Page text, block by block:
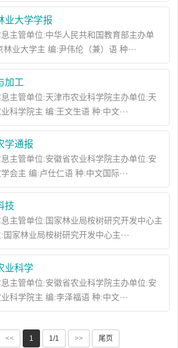
业大学学报
主管单位:中华人民共和国教育部主办单
林业大学主 编:尹伟伦（兼）语 种···
加工
主管单位:天津市农业科学院主办单位:天
科学院主 编:王文生语 种:中文···
学通报
主管单位:安徽省农业科学院主办单位:安
会主 编:卢仕仁语 种:中文国际···
技
主管单位:国家林业局桉树研究开发中心主
国家林业局桉树研究开发中心主···
业科学
主管单位:安徽省农业科学院主办单位:安
科学院主 编:李泽福语 种:中文···
<< 1 1/1 >> 尾页